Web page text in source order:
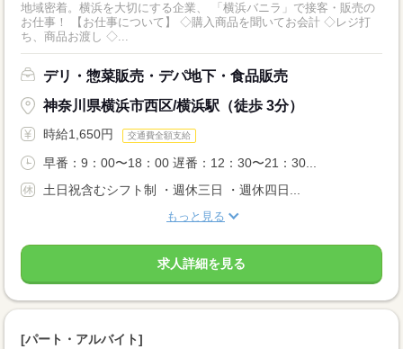
地域密着。横浜を大切にする企業、 「横浜バニラ」で接客・販売の
お仕事！ 【お仕事について】 ◇購入商品を聞いてお会計 ◇レジ打
ち、商品お渡し ◇...
デリ・惣菜販売・デパ地下・食品販売
神奈川県横浜市西区/横浜駅（徒歩 3分）
時給1,650円 交通費全額支給
早番：9：00〜18：00 遅番：12：30〜21：30...
土日祝含むシフト制 ・週休三日 ・週休四日...
もっと見る
求人詳細を見る
[パート・アルバイト]